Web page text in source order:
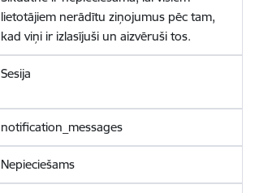
lietotājiem nerādītu ziņojumus pēc tam,
kad viņi ir izlasījuši un aizvēruši tos.
Sesija
notification_messages
Nepieciešams